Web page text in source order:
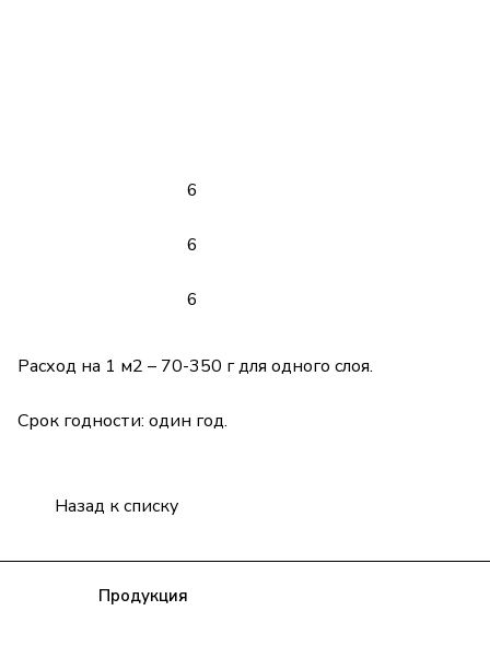
6
6
6
Расход на 1 м2 – 70-350 г для одного слоя.
Срок годности: один год.
Назад к списку
Продукция